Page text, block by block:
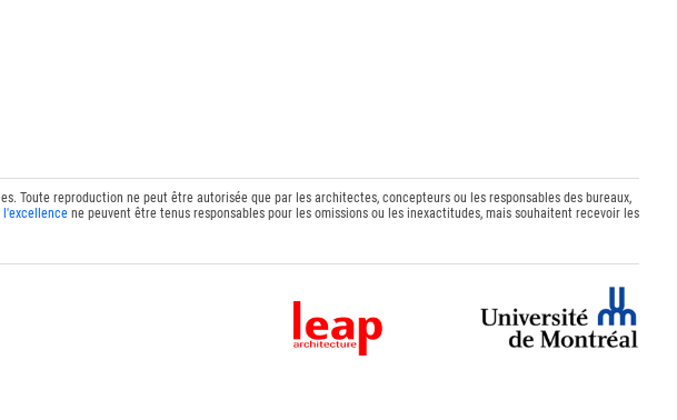
Toute reproduction ne peut être autorisée que par les architectes, concepteurs ou les responsables des bureaux,
l'excellencene peuvent être tenus responsables pour les omissions ou les inexactitudes, mais souhaitent recevoir les